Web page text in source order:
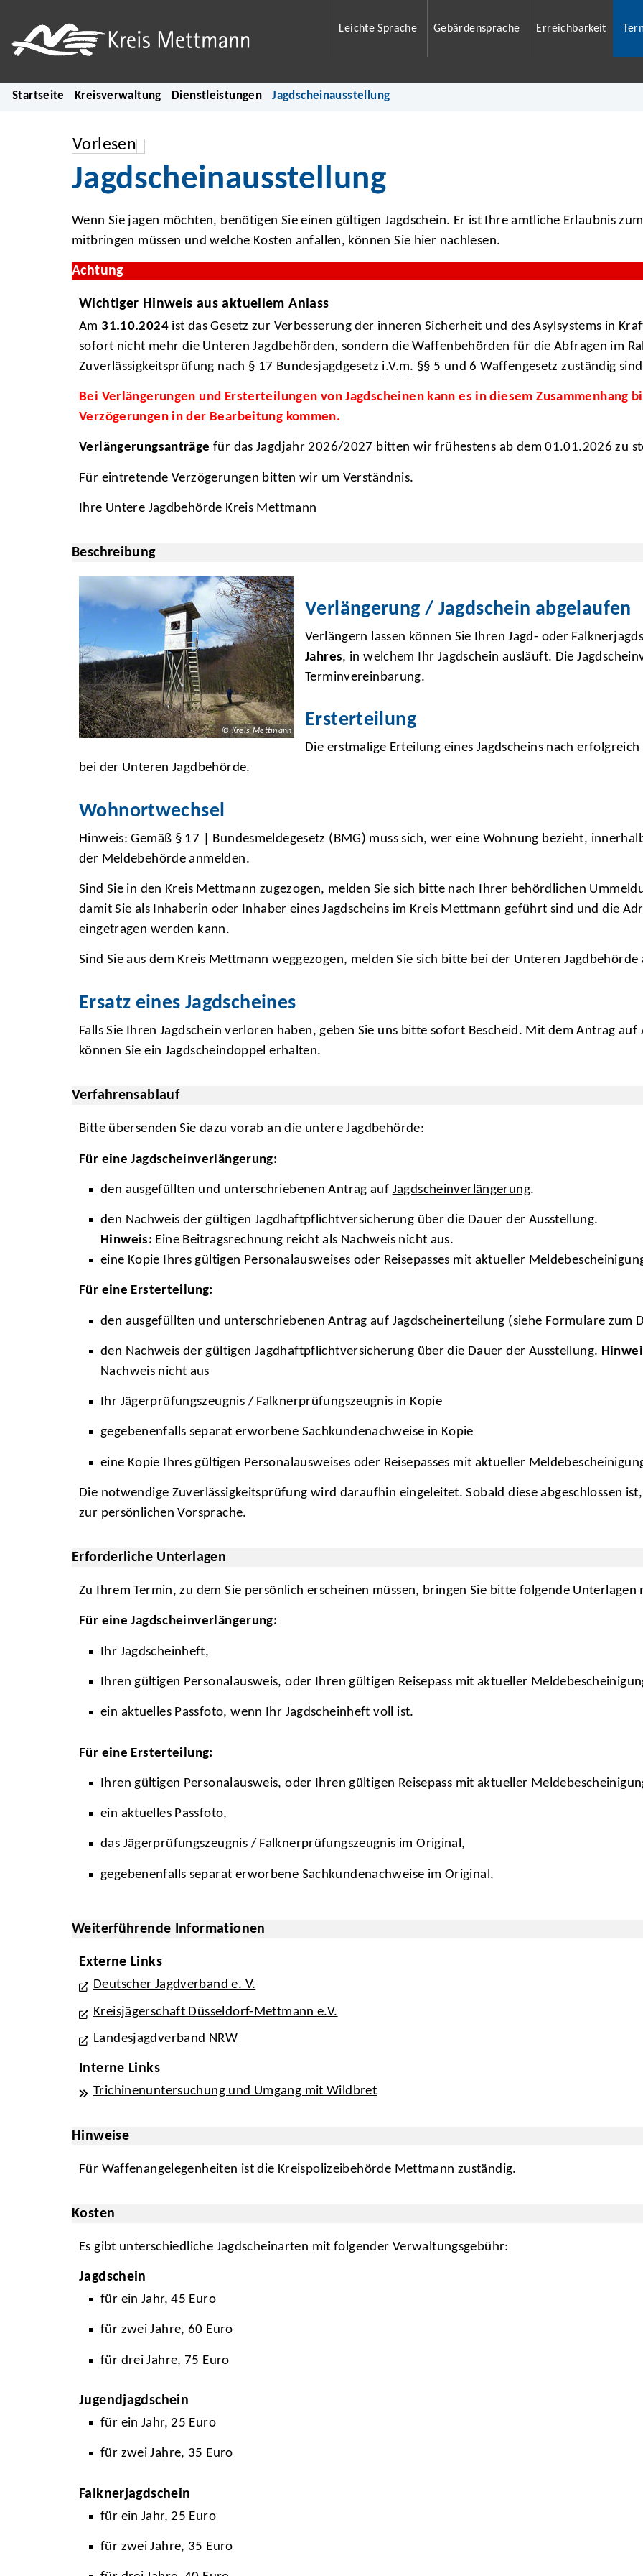
Leichte Sprache Gebärdensprache Erreichbarkeit
Startseite Kreisverwaltung Dienstleistungen Jagdscheinausstellung
Vorlesen
Jagdscheinausstellung
Wenn Sie jagen möchten, benötigen Sie einen gültigen Jagdschein. Er ist Ihre amtliche Erlaubnis
mitbringen müssen und welche Kosten anfallen, können Sie hier nachlesen.
Achtung
Wichtiger Hinweis aus aktuellem Anlass
Am 31.10.2024ist das Gesetz zur Verbesserung der inneren Sicherheit und des Asylsystems in
sofort nicht mehr die Unteren Jagdbehörden, sondern die Waffenbehörden für die Abfragen im
Zuverlässigkeitsprüfung nach § 17 Bundesjagdgesetz i.V.m. §§ 5 und 6 Waffengesetz zuständig
Bei Verlängerungen und Ersterteilungen von Jagdscheinen kann es in diesem Zusammenhang
Verzögerungen in der Bearbeitung kommen.
Verlängerungsanträge für das Jagdjahr 2026/2027 bitten wir frühestens ab dem 01.01.2026 zu
Für eintretende Verzögerungen bitten wir um Verständnis.
Ihre Untere Jagdbehörde Kreis Mettmann
Beschreibung
© Kreis Mettmann
Verlängerung / Jagdschein abgelaufen
Verlängern lassen können Sie Ihren Jagd- oder
Jahres, in welchem Ihr Jagdschein ausläuft. Die
Terminvereinbarung.
Ersterteilung
Die erstmalige Erteilung eines Jagdscheins nach
bei der Unteren Jagdbehörde.
Wohnortwechsel
Hinweis: Gemäß § 17 | Bundesmeldegesetz (BMG) muss sich, wer eine Wohnung bezieht,
der Meldebehörde anmelden.
Sind Sie in den Kreis Mettmann zugezogen, melden Sie sich bitte nach Ihrer behördlichen
damit Sie als Inhaberin oder Inhaber eines Jagdscheins im Kreis Mettmann geführt sind und die
eingetragen werden kann.
Sind Sie aus dem Kreis Mettmann weggezogen, melden Sie sich bitte bei der Unteren Jagdbehörde
Ersatz eines Jagdscheines
Falls Sie Ihren Jagdschein verloren haben, geben Sie uns bitte sofort Bescheid. Mit dem Antrag auf
können Sie ein Jagdscheindoppel erhalten.
Verfahrensablauf
Bitte übersenden Sie dazu vorab an die untere Jagdbehörde:
Für eine Jagdscheinverlängerung:
den ausgefüllten und unterschriebenen Antrag auf Jagdscheinverlängerung.
den Nachweis der gültigen Jagdhaftpflichtversicherung über die Dauer der Ausstellung.
Hinweis: Eine Beitragsrechnung reicht als Nachweis nicht aus.
eine Kopie Ihres gültigen Personalausweises oder Reisepasses mit aktueller
Für eine Ersterteilung:
den ausgefüllten und unterschriebenen Antrag auf Jagdscheinerteilung (siehe Formulare zum
den Nachweis der gültigen Jagdhaftpflichtversicherung über die Dauer der Ausstellung.
Nachweis nicht aus
Ihr Jägerprüfungszeugnis / Falknerprüfungszeugnis in Kopie
gegebenenfalls separat erworbene Sachkundenachweise in Kopie
eine Kopie Ihres gültigen Personalausweises oder Reisepasses mit aktueller
Die notwendige Zuverlässigkeitsprüfung wird daraufhin eingeleitet. Sobald diese abgeschlossen
zur persönlichen Vorsprache.
Erforderliche Unterlagen
Zu Ihrem Termin, zu dem Sie persönlich erscheinen müssen, bringen Sie bitte folgende Unterlagen
Für eine Jagdscheinverlängerung:
Ihr Jagdscheinheft,
Ihren gültigen Personalausweis, oder Ihren gültigen Reisepass mit aktueller
ein aktuelles Passfoto, wenn Ihr Jagdscheinheft voll ist.
Für eine Ersterteilung:
Ihren gültigen Personalausweis, oder Ihren gültigen Reisepass mit aktueller
ein aktuelles Passfoto,
das Jägerprüfungszeugnis / Falknerprüfungszeugnis im Original,
gegebenenfalls separat erworbene Sachkundenachweise im Original.
Weiterführende Informationen
Externe Links
Deutscher Jagdverband e. V.
Kreisjägerschaft Düsseldorf-Mettmann e.V.
Landesjagdverband NRW
Interne Links
Trichinenuntersuchung und Umgang mit Wildbret
Hinweise
Für Waffenangelegenheiten ist die Kreispolizeibehörde Mettmann zuständig.
Kosten
Es gibt unterschiedliche Jagdscheinarten mit folgender Verwaltungsgebühr:
Jagdschein
für ein Jahr, 45 Euro
für zwei Jahre, 60 Euro
für drei Jahre, 75 Euro
Jugendjagdschein
für ein Jahr, 25 Euro
für zwei Jahre, 35 Euro
Falknerjagdschein
für ein Jahr, 25 Euro
für zwei Jahre, 35 Euro